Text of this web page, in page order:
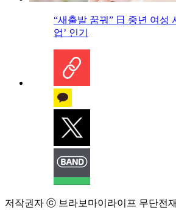
“새출발 꿈꿔” 日 중년 여성
업’ 인기
저작권자 ⓒ 브라보마이라이프 무단전